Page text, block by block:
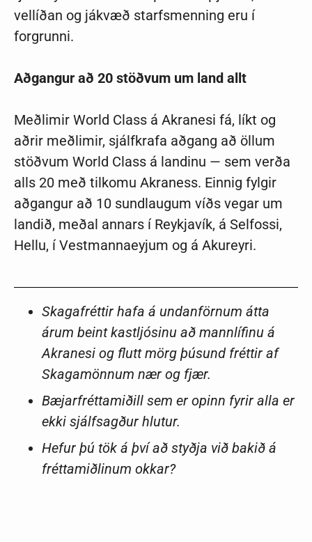
vellíðan og jákvæð starfsmenning eru í
forgrunni.
Aðgangur að 20 stöðvum um land allt
Meðlimir World Class á Akranesi fá, líkt og
aðrir meðlimir, sjálfkrafa aðgang að öllum
stöðvum World Class á landinu — sem verða
alls 20 með tilkomu Akraness. Einnig fylgir
aðgangur að 10 sundlaugum víðs vegar um
landið, meðal annars í Reykjavík, á Selfossi,
Hellu, í Vestmannaeyjum og á Akureyri.
Skagafréttir hafa á undanförnum átta
árum beint kastljósinu að mannlífinu á
Akranesi og flutt mörg þúsund fréttir af
Skagamönnum nær og fjær.
Bæjarfréttamiðill sem er opinn fyrir alla er
ekki sjálfsagður hlutur.
Hefur þú tök á því að styðja við bakið á
fréttamiðlinum okkar?